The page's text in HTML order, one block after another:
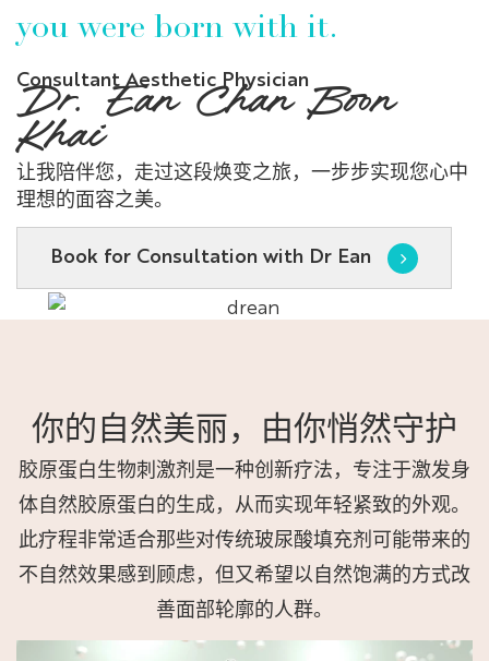
you were born with it.
Consultant Aesthetic Physician
Dr. Ean Chan Boon
Khai
让我陪伴您，走过这段焕变之旅，一步步实现您心中
理想的面容之美。
Book for Consultation with Dr Ean
你的自然美丽，由你悄然守护
胶原蛋白生物刺激剂是一种创新疗法，专注于激发身
体自然胶原蛋白的生成，从而实现年轻紧致的外观。
此疗程非常适合那些对传统玻尿酸填充剂可能带来的
不自然效果感到顾虑，但又希望以自然饱满的方式改
善面部轮廓的人群。